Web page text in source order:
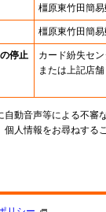
橿原東竹田簡
橿原東竹田簡
停止
カード紛失セ
または上記店舗
動音声等による不審
人情報をお尋ねする